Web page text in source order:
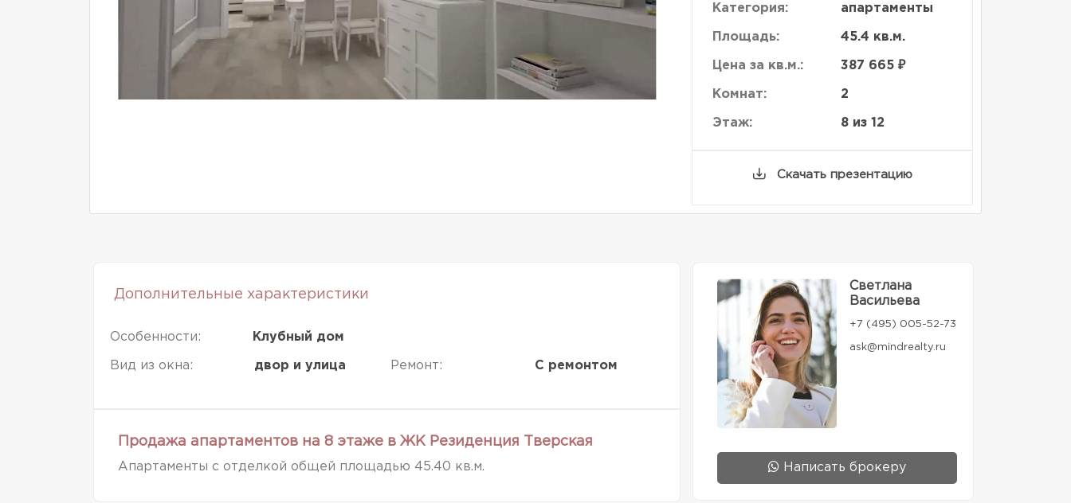
Категория: апартаменты
Площадь: 45.4 кв.м.
Цена за кв.м.: 387 665 ₽
Комнат: 2
Этаж: 8 из 12
Скачать презентацию
Дополнительные характеристики
Особенности: Клубный дом
Вид из окна: двор и улица Ремонт: С ремонтом
Продажа апартаментов на 8 этаже в ЖК Резиденция Тверская
Апартаменты с отделкой общей площадью 45.40 кв.м.
Светлана
Васильева
+7 (495) 005-52-73
ask@mindrealty.ru
Написать брокеру